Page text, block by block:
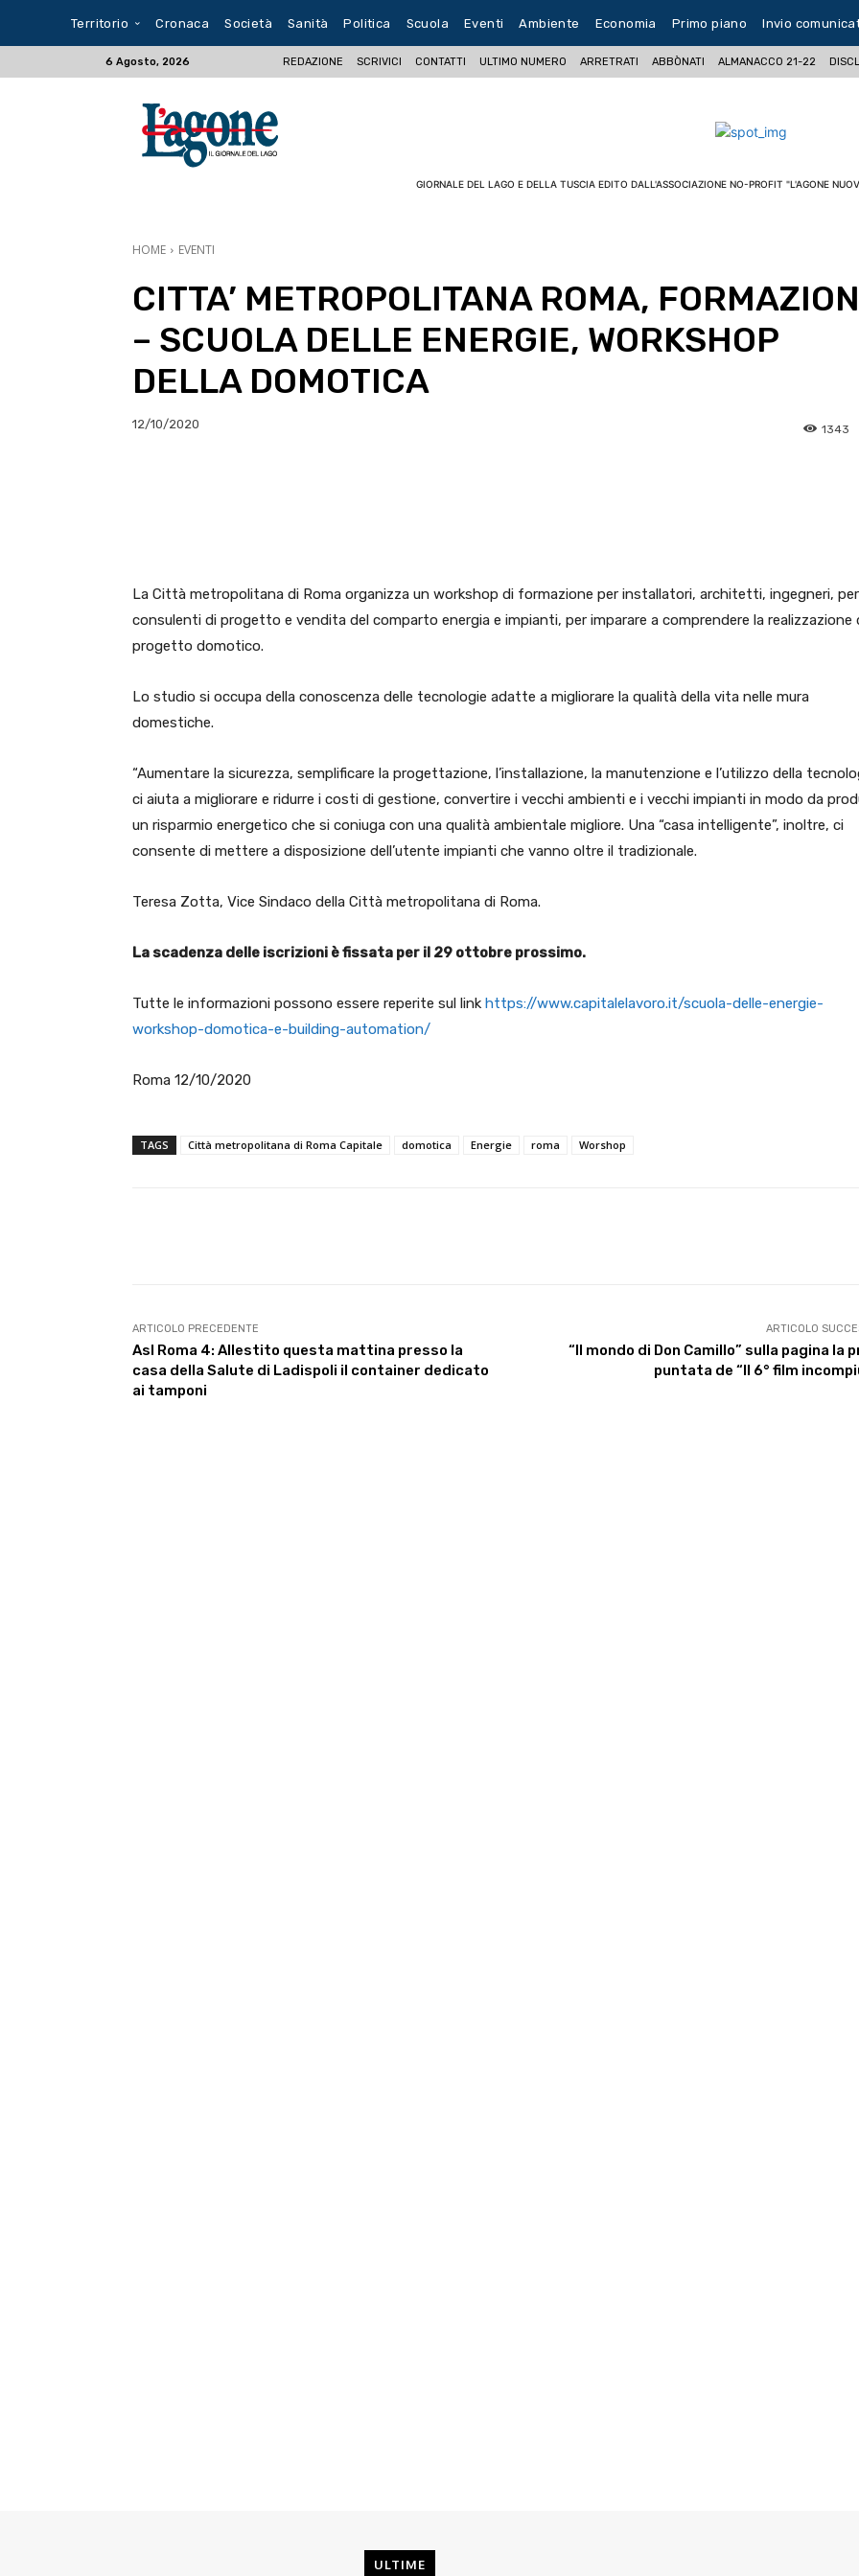
Territorio Cronaca Società Sanità Politica Scuola Eventi Ambiente Economia Primo piano Invio
6 Agosto, 2026 REDAZIONE SCRIVICI CONTATTI ULTIMO NUMERO ARRETRATI ABBÒNATI ALMANACCO 21-22
GIORNALE DEL LAGO E DELLA TUSCIA EDITO DALL'ASSOCIAZIONE NO-PROFIT "L'AGONE
HOME EVENTI
CITTA’ METROPOLITANA ROMA,
– SCUOLA DELLE ENERGIE, WORKSHOP
DELLA DOMOTICA
12/10/2020 1343
La Città metropolitana di Roma organizza un workshop di formazione per installatori, architetti, ingegneri,
consulenti di progetto e vendita del comparto energia e impianti, per imparare a comprendere la realizzazione
progetto domotico.
Lo studio si occupa della conoscenza delle tecnologie adatte a migliorare la qualità della vita nelle mura
domestiche.
“Aumentare la sicurezza, semplificare la progettazione, l’installazione, la manutenzione e l’utilizzo della
ci aiuta a migliorare e ridurre i costi di gestione, convertire i vecchi ambienti e i vecchi impianti in modo da
un risparmio energetico che si coniuga con una qualità ambientale migliore. Una “casa intelligente”, inoltre, ci
consente di mettere a disposizione dell’utente impianti che vanno oltre il tradizionale.
Teresa Zotta, Vice Sindaco della Città metropolitana di Roma.
La scadenza delle iscrizioni è fissata per il 29 ottobre prossimo.
Tutte le informazioni possono essere reperite sul link https://www.capitalelavoro.it/scuola-delle-energie-
workshop-domotica-e-building-automation/
Roma 12/10/2020
TAGS Città metropolitana di Roma Capitale domotica Energie roma Worshop
ARTICOLO PRECEDENTE
Asl Roma 4: Allestito questa mattina presso la
casa della Salute di Ladispoli il container dedicato
ai tamponi
ARTICOLO
“Il mondo di Don Camillo” sulla pagina la
puntata de “Il 6° film
ULTIME